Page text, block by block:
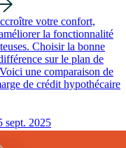
votre confort,
la fonctionnalité
Choisir la bonne
sur le plan de
une comparaison de
de crédit hypothécaire
sept. 2025